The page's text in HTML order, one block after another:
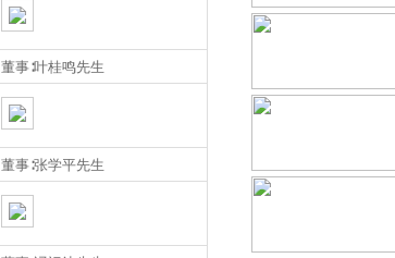
董事∶叶桂鸣先生
董事∶张学平先生